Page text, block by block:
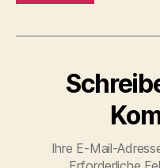
Ihre E-Mail-